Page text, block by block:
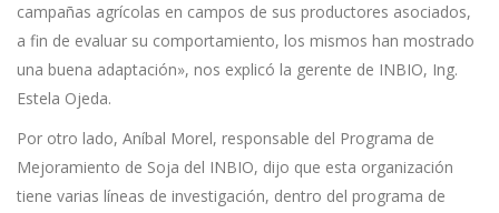
campañas agrícolas en campos de sus productores asociados,
a fin de evaluar su comportamiento, los mismos han mostrado
una buena adaptación», nos explicó la gerente de INBIO, Ing.
Estela Ojeda.
Por otro lado, Aníbal Morel, responsable del Programa de
Mejoramiento de Soja del INBIO, dijo que esta organización
tiene varias líneas de investigación, dentro del programa de